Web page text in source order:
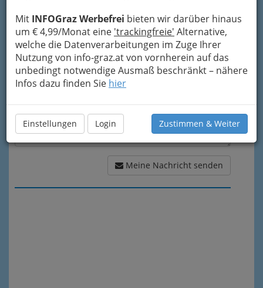
Mit INFOGraz Werbefrei bieten wir darüber hinaus
um € 4,99/Monat eine 'trackingfreie' Alternative,
welche die Datenverarbeitungen im Zuge Ihrer
Nutzung von info-graz.at von vornherein auf das
unbedingt notwendige Ausmaß beschränkt – nähere
Infos dazu finden Sie hier
Einstellungen Login Zustimmen & Weiter
Meine Nachricht
Meine Nachricht senden